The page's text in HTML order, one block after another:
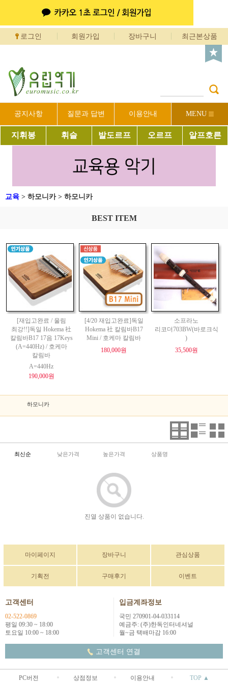
로그인 회원가입 장바구니 최근본상품
공지사항 질문과 답변 이용안내 MENU
지휘봉 휘슬 발도르프 오르프 알프호른
교육 > 하모니카> 하모니카
BEST ITEM
[재입고완료 / 울림
최강!!]독일 Hokema 社
칼림바B17 17음 17Keys
(A=440Hz) / 호케마
칼림바
A=440Hz
190,000원
[4/20 재입고완료]독일
Hokema 社 칼림바B17
Mini / 호케마 칼림바
180,000원
소프라노
리코더703BW(바로크식
)
35,500원
하모니카
최신순 낮은가격 높은가격 상품명
진열 상품이 없습니다.
마이페이지 장바구니 관심상품
기획전 구매후기 이벤트
고객센터
02-522-0869
평일 09:30 ~ 18:00
토요일 10:00 ~ 18:00
입금계좌정보
국민 270901-04-033114
예금주: (주)한독인터네셔널
월~금 택배마감 16:00
고객센터 연결
PC버전 상점정보 이용안내 TOP ▲